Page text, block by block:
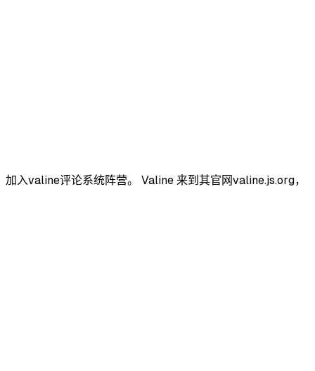
入valine评论系统阵营。 Valine 来到其官网valine.js.org，